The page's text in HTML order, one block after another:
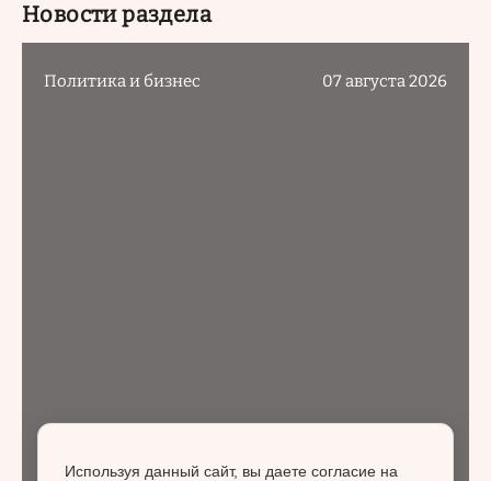
Новости раздела
Политика и бизнес 07 августа 2026
Используя данный сайт, вы даете согласие на